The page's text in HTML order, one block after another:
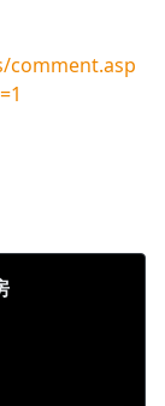
comment.asp